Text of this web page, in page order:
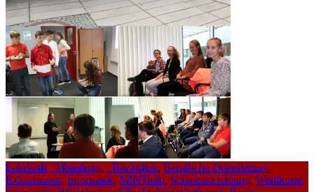
Lehrkraft _Mitteilung, _Rückblick, Berufliche Orientierung,
Exkursionen, Informatik, MINTinfo, Schulentwicklung, Wahlkurse